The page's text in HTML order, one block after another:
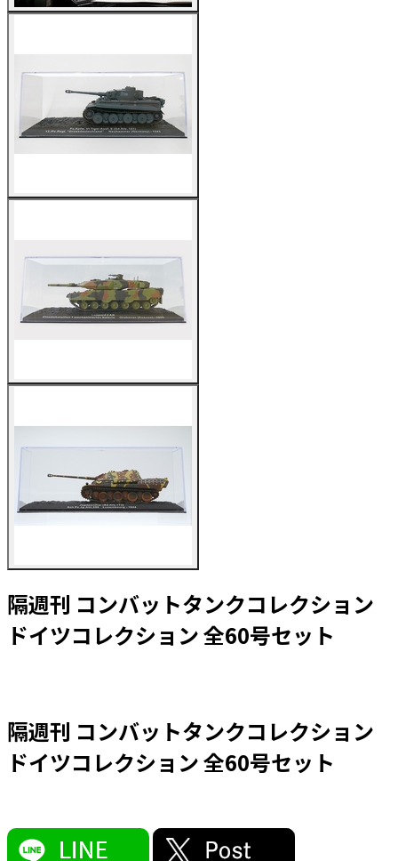
隔週刊 コンバットタンクコレクション
ドイツコレクション 全60号セット
隔週刊 コンバットタンクコレクション
ドイツコレクション 全60号セット